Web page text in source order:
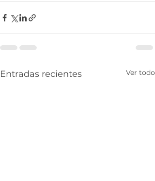
Entradas recientes Ver todo